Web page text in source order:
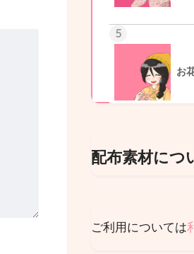
5
お
配布素材につ
ご利用については